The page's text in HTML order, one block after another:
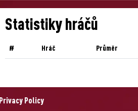
Statistiky hráčů
# Hráč Průměr
Privacy Policy